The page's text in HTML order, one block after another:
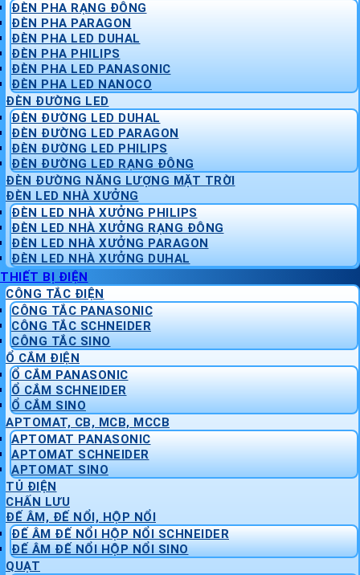
ĐÈN PHA RẠNG ĐÔNG
ĐÈN PHA PARAGON
ĐÈN PHA LED DUHAL
ĐÈN PHA PHILIPS
ĐÈN PHA LED PANASONIC
ĐÈN PHA LED NANOCO
ĐÈN ĐƯỜNG LED
ĐÈN ĐƯỜNG LED DUHAL
ĐÈN ĐƯỜNG LED PARAGON
ĐÈN ĐƯỜNG LED PHILIPS
ĐÈN ĐƯỜNG LED RẠNG ĐÔNG
ĐÈN ĐƯỜNG NĂNG LƯỢNG MẶT TRỜI
ĐÈN LED NHÀ XƯỞNG
ĐÈN LED NHÀ XƯỞNG PHILIPS
ĐÈN LED NHÀ XƯỞNG RẠNG ĐÔNG
ĐÈN LED NHÀ XƯỞNG PARAGON
ĐÈN LED NHÀ XƯỞNG DUHAL
THIẾT BỊ ĐIỆN
CÔNG TẮC ĐIỆN
CÔNG TẮC PANASONIC
CÔNG TẮC SCHNEIDER
CÔNG TẮC SINO
Ổ CẮM ĐIỆN
Ổ CẮM PANASONIC
Ổ CẮM SCHNEIDER
Ổ CẮM SINO
APTOMAT, CB, MCB, MCCB
APTOMAT PANASONIC
APTOMAT SCHNEIDER
APTOMAT SINO
TỦ ĐIỆN
CHẤN LƯU
ĐẾ ÂM, ĐẾ NỔI, HỘP NỔI
ĐẾ ÂM ĐẾ NỔI HỘP NỔI SCHNEIDER
ĐẾ ÂM ĐẾ NỔI HỘP NỔI SINO
QUẠT